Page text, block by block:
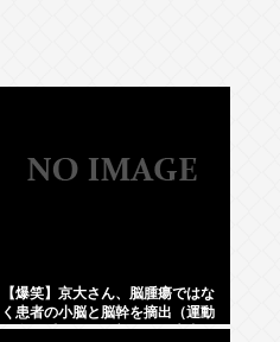
【爆笑】京大さん、脳腫瘍ではな
く患者の小脳と脳幹を摘出（運動
と自発呼吸を司る部位）。患者は